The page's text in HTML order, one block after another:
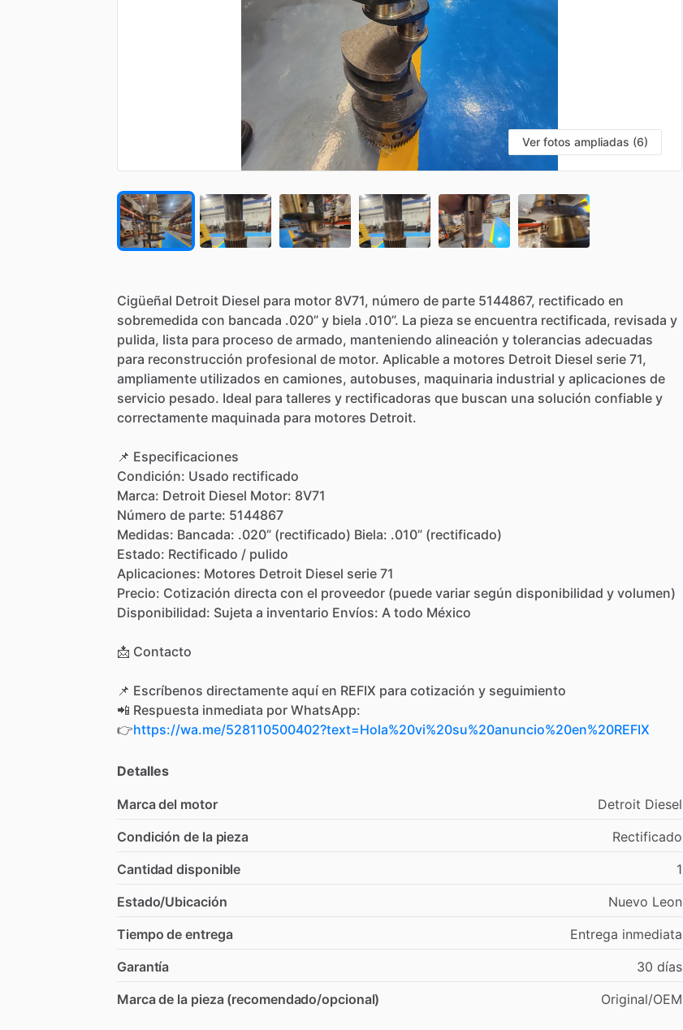
Ver fotos ampliadas (6)
Cigüeñal Detroit Diesel para motor 8V71, número de parte 5144867, rectificado en
sobremedida con bancada .020” y biela .010”. La pieza se encuentra rectificada, revisada y
pulida, lista para proceso de armado, manteniendo alineación y tolerancias adecuadas
para reconstrucción profesional de motor. Aplicable a motores Detroit Diesel serie 71,
ampliamente utilizados en camiones, autobuses, maquinaria industrial y aplicaciones de
servicio pesado. Ideal para talleres y rectificadoras que buscan una solución confiable y
correctamente maquinada para motores Detroit.
📌 Especificaciones
Condición: Usado rectificado
Marca: Detroit Diesel Motor: 8V71
Número de parte: 5144867
Medidas: Bancada: .020” (rectificado) Biela: .010” (rectificado)
Estado: Rectificado ​/​ pulido
Aplicaciones: Motores Detroit Diesel serie 71
Precio: Cotización directa con el proveedor (puede variar según disponibilidad y volumen)
Disponibilidad: Sujeta a inventario Envíos: A todo México
📩 Contacto
📌 Escríbenos directamente aquí en REFIX para cotización y seguimiento
📲 Respuesta inmediata por WhatsApp:
👉https://wa.me/528110500402?text=Hola%20vi%20su%20anuncio%20en%20REFIX
Detalles
Marca del motor Detroit Diesel
Condición de la pieza
Rectificado
Cantidad disponible
1
Estado/Ubicación
Nuevo Leon
Tiempo de entrega
Entrega inmediata
Garantía
30 días
Marca de la pieza (recomendado/opcional)
Original​/​OEM